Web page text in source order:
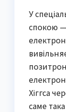
У
спокою —
Хіггса
саме